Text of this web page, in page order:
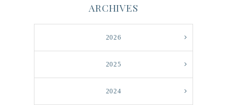
ARCHIVES
2026
2025
2024